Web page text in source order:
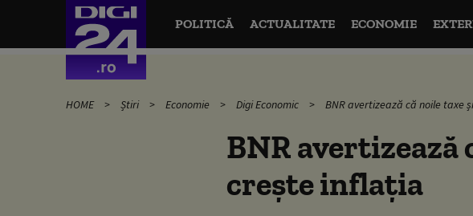
POLITICĂ ACTUALITATE ECONOMIE
HOME Știri Economie Digi Economic BNR avertizează că noile taxe
BNR
crește inflația